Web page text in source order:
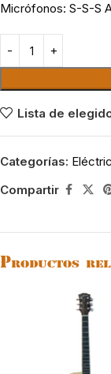
Micrófonos: S-S-S
Lista de
Categorías:
Compartir
Productos